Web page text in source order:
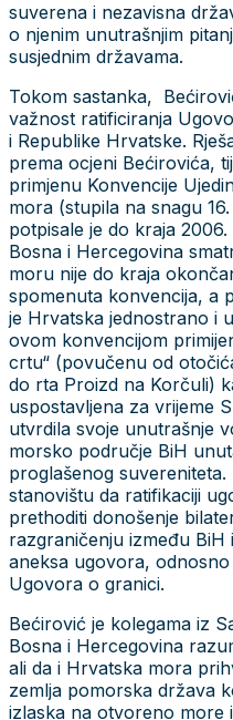
suverena i nezavisna
o njenim unutrašnjim
susjednim državama.
Tokom sastanka,
važnost ratificiranja
i Republike Hrvatske.
prema ocjeni Bećirovića,
primjenu Konvencije
mora (stupila na snagu
potpisale je do kraja 2006.
Bosna i Hercegovina
moru nije do kraja
spomenuta konvencija, a
je Hrvatska jednostrano i
ovom konvencijom
crtu“ (povučenu od
do rta Proizd na Korčuli)
uspostavljena za vrijeme
utvrdila svoje unutrašnje
morsko područje BiH
proglašenog
stanovištu da ratifikaciji
prethoditi donošenje
razgraničenju između
aneksa ugovora, odnosno
Ugovora o granici.
Bećirović je kolegama iz
Bosna i Hercegovina
ali da i Hrvatska mora
zemlja pomorska država
izlaska na otvoreno more